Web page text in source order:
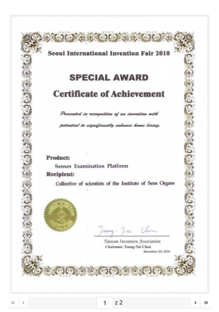
« ‹ z2 › »